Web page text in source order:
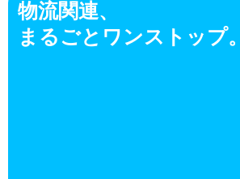
物流関連、
まるごとワンストップ。